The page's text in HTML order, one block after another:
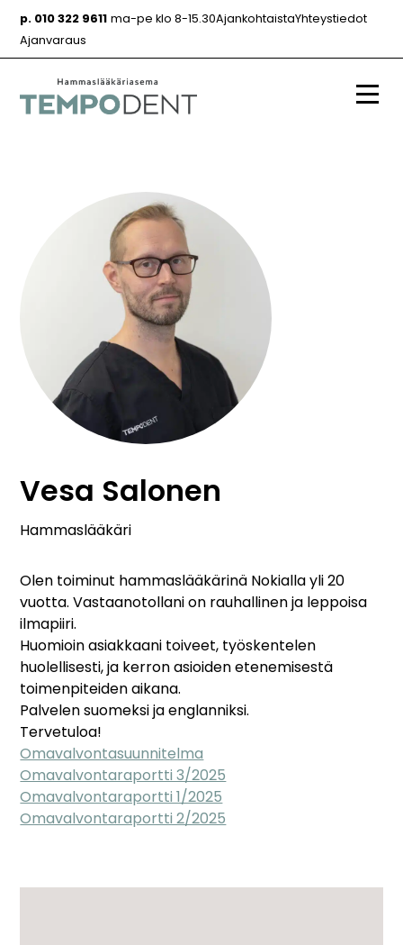
sisältöön
p. 010 322 9611 ma-pe klo 8-15.30AjankohtaistaYhteystiedot
Ajanvaraus
Vesa Salonen
Hammaslääkäri
Olen toiminut hammaslääkärinä Nokialla yli 20
vuotta. Vastaanotollani on rauhallinen ja leppoisa
ilmapiiri.
Huomioin asiakkaani toiveet, työskentelen
huolellisesti, ja kerron asioiden etenemisestä
toimenpiteiden aikana.
Palvelen suomeksi ja englanniksi.
Tervetuloa!
Omavalvontasuunnitelma
Omavalvontaraportti 3/2025
Omavalvontaraportti 1/2025
Omavalvontaraportti 2/2025